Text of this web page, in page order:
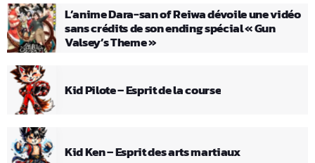
L’anime Dara-san of Reiwa dévoile une vidéo
sans crédits de son ending spécial « Gun
Valsey’s Theme »
Kid Pilote – Esprit de la course
Kid Ken – Esprit des arts martiaux